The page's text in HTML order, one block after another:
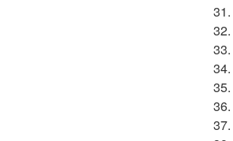
31.
32.
33.
34.
35.
36.
37.